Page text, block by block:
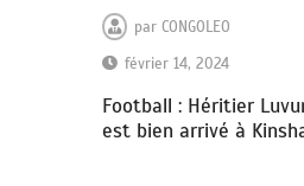
parCONGOLEO
février 14, 2024
Football : Héritier
est bien arrivé à